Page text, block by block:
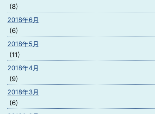
(8)
2018年6月
(6)
2018年5月
(11)
2018年4月
(9)
2018年3月
(6)